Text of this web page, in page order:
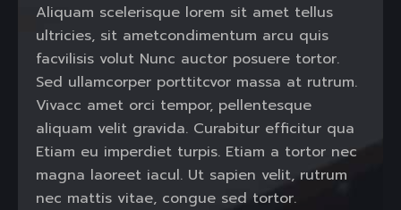
Aliquam scelerisque lorem sit amet tellus
ultricies, sit ametcondimentum arcu quis
facvilisis volut Nunc auctor posuere tortor.
Sed ullamcorper porttitcvor massa at rutrum.
Vivacc amet orci tempor, pellentesque
aliquam velit gravida. Curabitur efficitur qua
Etiam eu imperdiet turpis. Etiam a tortor nec
magna laoreet iacul. Ut sapien velit, rutrum
nec mattis vitae, congue sed tortor.